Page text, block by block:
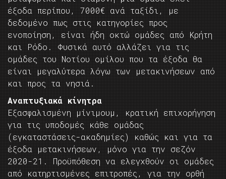
έξοδα περίπου, 7000€ ανά ταξίδι, με
δεδομένο πως στις κατηγορίες προς
ενοποίηση, είναι ήδη οκτώ ομάδες από Κρήτη
και Ρόδο. Φυσικά αυτό αλλάζει για τις
ομάδες του Νοτίου ομίλου που τα έξοδα θα
είναι μεγαλύτερα λόγω των μετακινήσεων από
και προς τα νησιά.
Αναπτυξιακά κίνητρα
Εξασφαλισμένη μίνιμουμ, κρατική επιχορήγηση
για τις υποδομές κάθε ομάδας
(εγκαταστάσεις-ακαδημίες) καθώς και για τα
έξοδα μετακινήσεων, μόνο για την σεζόν
2020-21. Προϋπόθεση να ελεγχθούν οι ομάδες
από κατηρτισμένες επιτροπές, για την ορθή